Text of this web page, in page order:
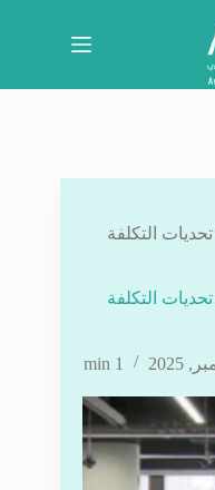
التكلفة
التكلفة
1 min